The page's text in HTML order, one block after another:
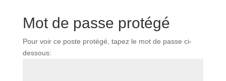
Mot de passe protégé
Pour voir ce poste protégé, tapez le mot de passe ci-
dessous: